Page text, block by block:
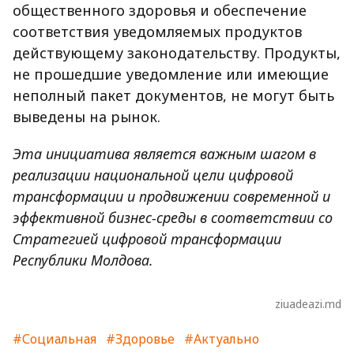
общественного здоровья и обеспечение
соответствия уведомляемых продуктов
действующему законодательству. Продукты,
не прошедшие уведомление или имеющие
неполный пакет документов, не могут быть
выведены на рынок.
Эта инициатива является важным шагом в
реализации национальной цели цифровой
трансформации и продвижении современной и
эффективной бизнес-среды в соответствии со
Стратегией цифровой трансформации
Республики Молдова.
ziuadeazi.md
#Социальная #Здоровье #Актуально